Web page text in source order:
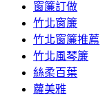
窗簾訂做
竹北窗簾
竹北窗簾推薦
竹北風琴簾
絲柔百葉
蘿美雅